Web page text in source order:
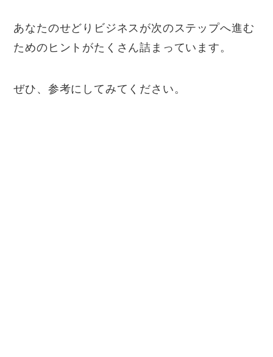
あなたのせどりビジネスが次のステップへ進む
ためのヒントがたくさん詰まっています。
ぜひ、参考にしてみてください。